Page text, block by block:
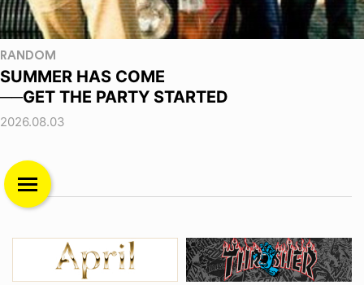
RANDOM
SUMMER HAS COME
──GET THE PARTY STARTED
2026.08.03